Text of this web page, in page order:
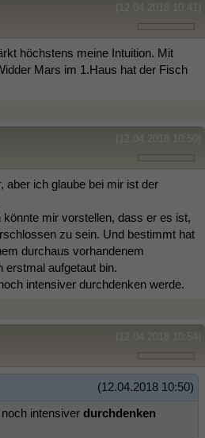
(12.04.2018 10:41)
höchstens meine Intuition. Mit
Mars im 1.Haus hat der Fisch
(12.04.2018 10:50)
aber ich glaube bei mir ist der
mir vorstellen, dass er es ist,
zu sein. Und bestimmt hat
durchaus vorhandenem
erstmal aufgetaut bin.
intensiver durchdenken werde.
(12.04.2018 10:54)
(12.04.2018 10:50)
intensiver durchdenken